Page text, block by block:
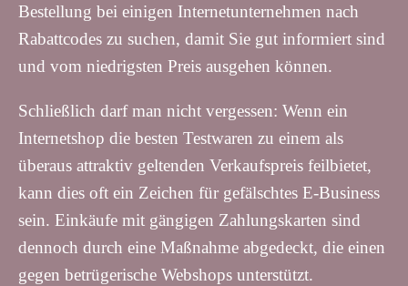
Bestellung bei einigen Internetunternehmen nach
Rabattcodes zu suchen, damit Sie gut informiert sind
und vom niedrigsten Preis ausgehen können.
Schließlich darf man nicht vergessen: Wenn ein
Internetshop die besten Testwaren zu einem als
überaus attraktiv geltenden Verkaufspreis feilbietet,
kann dies oft ein Zeichen für gefälschtes E-Business
sein. Einkäufe mit gängigen Zahlungskarten sind
dennoch durch eine Maßnahme abgedeckt, die einen
gegen betrügerische Webshops unterstützt.